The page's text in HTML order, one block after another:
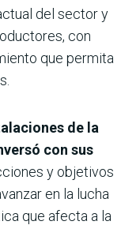
del sector y
con
que permita
de la
con sus
y objetivos
en la lucha
que afecta a la